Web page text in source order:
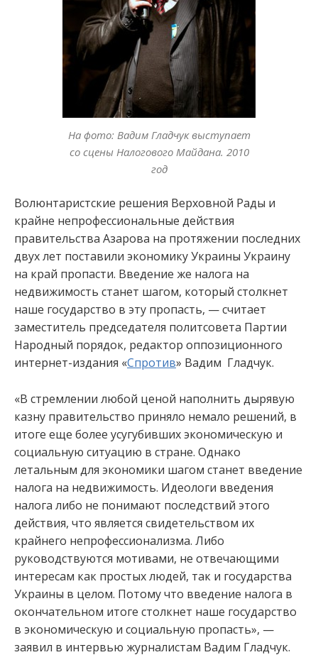
На фото: Вадим Гладчук выступает
со сцены Налогового Майдана. 2010
год
Волюнтаристские решения Верховной Рады и
крайне непрофессиональные действия
правительства Азарова на протяжении последних
двух лет поставили экономику Украины Украину
на край пропасти. Введение же налога на
недвижимость станет шагом, который столкнет
наше государство в эту пропасть, — считает
заместитель председателя политсовета Партии
Народный порядок, редактор оппозиционного
интернет-издания «Спротив» Вадим Гладчук.
«В стремлении любой ценой наполнить дырявую
казну правительство приняло немало решений, в
итоге еще более усугубивших экономическую и
социальную ситуацию в стране. Однако
летальным для экономики шагом станет введение
налога на недвижимость. Идеологи введения
налога либо не понимают последствий этого
действия, что является свидетельством их
крайнего непрофессионализма. Либо
руководствуются мотивами, не отвечающими
интересам как простых людей, так и государства
Украины в целом. Потому что введение налога в
окончательном итоге столкнет наше государство
в экономическую и социальную пропасть», —
заявил в интервью журналистам Вадим Гладчук.